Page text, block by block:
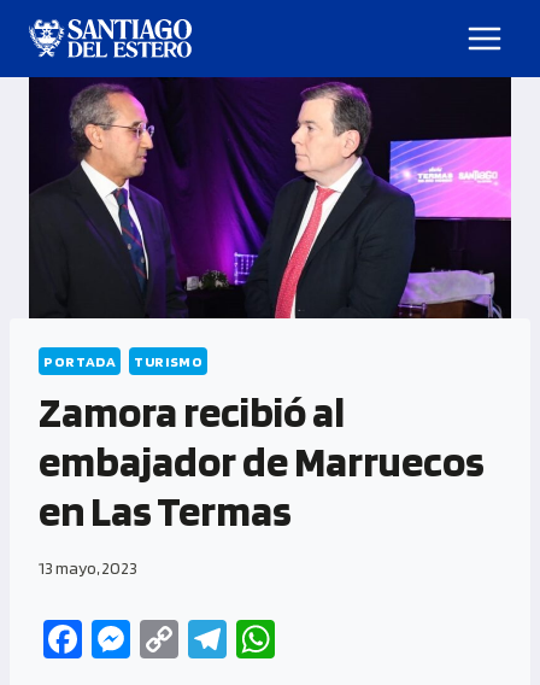
PORTADA TURISMO
Zamora recibió al
embajador de Marruecos
en Las Termas
13 mayo, 2023
Fa M
C
Te